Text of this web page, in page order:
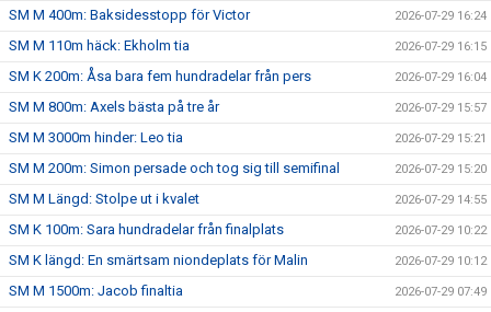
SM M 400m: Baksidesstopp för Victor 2026-07-29 16:24
SM M 110m häck: Ekholm tia 2026-07-29 16:15
SM K 200m: Åsa bara fem hundradelar från pers 2026-07-29 16:04
SM M 800m: Axels bästa på tre år 2026-07-29 15:57
SM M 3000m hinder: Leo tia 2026-07-29 15:21
SM M 200m: Simon persade och tog sig till semifinal 2026-07-29 15:20
SM M Längd: Stolpe ut i kvalet 2026-07-29 14:55
SM K 100m: Sara hundradelar från finalplats 2026-07-29 10:22
SM K längd: En smärtsam niondeplats för Malin 2026-07-29 10:12
SM M 1500m: Jacob finaltia 2026-07-29 07:49